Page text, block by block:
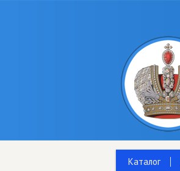
Каталог